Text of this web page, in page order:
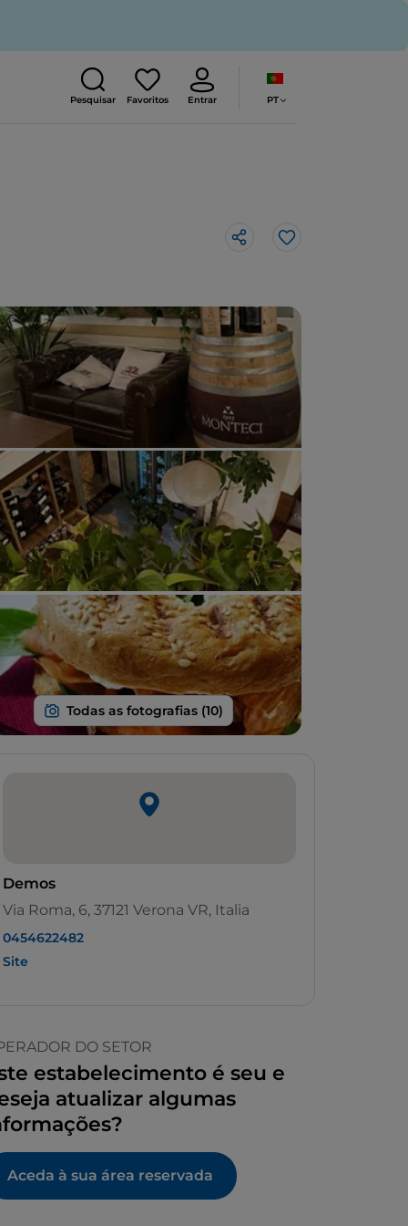
Pesquisar Favoritos Entrar PT
Gosto
Demos
Via Roma, 6, 37121 Verona VR, Italia
0454622482
Site
DO SETOR
estabelecimento é seu e
atualizar algumas
Aceda à sua área reservada